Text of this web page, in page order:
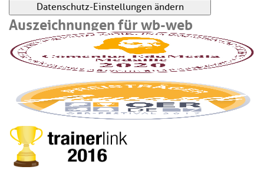
Datenschutz-Einstellungen ändern
Auszeichnungen für wb-web